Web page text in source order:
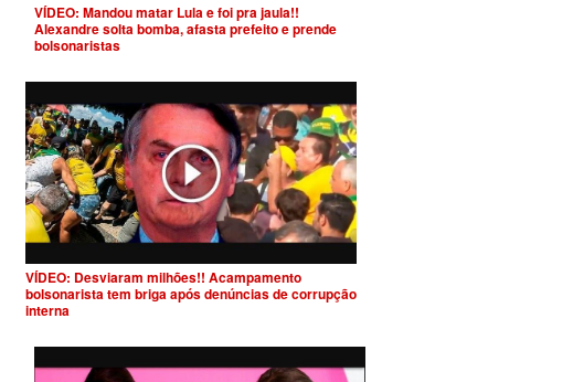
VÍDEO: Mandou matar Lula e foi pra jaula!!
Alexandre solta bomba, afasta prefeito e prende
bolsonaristas
VÍDEO: Desviaram milhões!! Acampamento
bolsonarista tem briga após denúncias de corrupção
interna